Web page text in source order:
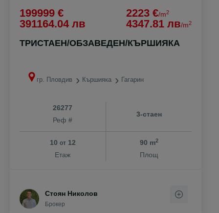
199999 €
391164.04 лв
2223 €/m2
4347.81 лв/m2
ТРИСТАЕН/ОБЗАВЕДЕН/КЪРШИЯКА
гр. Пловдив Кършияка Гагарин
26277
Реф #
3-стаен
10 от12
Етаж
90 m2
Площ
Стоян Николов
Брокер